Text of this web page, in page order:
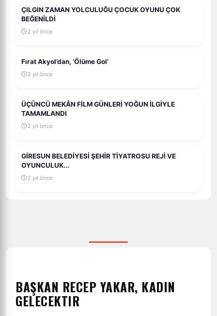
ÇILGIN ZAMAN YOLCULUĞU ÇOCUK OYUNU ÇOK
BEĞENİLDİ
2 yıl önce
Fırat Akyol’dan, ‘Ölüme Gol’
2 yıl önce
ÜÇÜNCÜ MEKÂN FİLM GÜNLERİ YOĞUN İLGİYLE
TAMAMLANDI
2 yıl önce
GİRESUN BELEDİYESİ ŞEHİR TİYATROSU REJİ VE
OYUNCULUK...
2 yıl önce
BAŞKAN RECEP YAKAR, KADIN
GELECEKTIR